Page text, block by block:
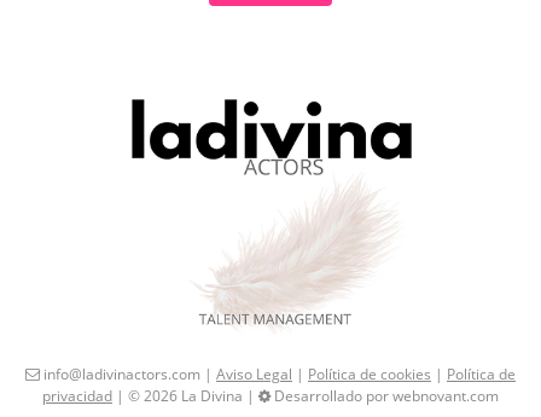
info@ladivinactors.com | Aviso Legal | Política de cookies | Política de
privacidad | © 2026 La Divina | Desarrollado por webnovant.com